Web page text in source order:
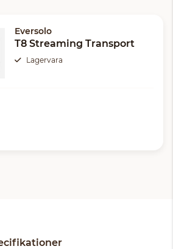
Eversolo
T8 Streaming Transport
Lagervara